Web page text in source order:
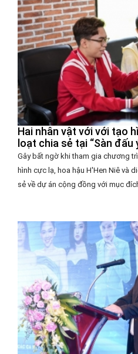
Hai nhân vật với với tạo
loạt chia sẻ tại “Sàn đấu
Gây bất ngờ khi tham gia chương
hình cực lạ, hoa hậu H'Hen Niê và
sẻ về dự án cộng đồng với mục đích